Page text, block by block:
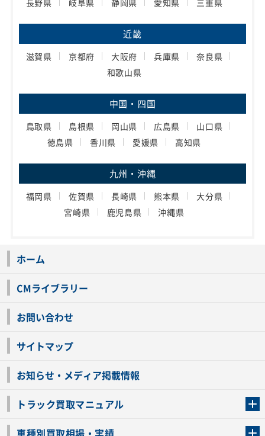
近畿
滋賀県 京都府 大阪府 兵庫県
奈良県
和歌山県
中国・四国
鳥取県 島根県 岡山県 広島県
山口県
徳島県
香川県 愛媛県 高知県
九州・沖縄
福岡県 佐賀県 長崎県 熊本県
大分県
宮崎県
鹿児島県 沖縄県
ホーム
CMライブラリー
お問い合わせ
サイトマップ
お知らせ・メディア掲載情報
トラック買取マニュアル
車種別買取相場・実績